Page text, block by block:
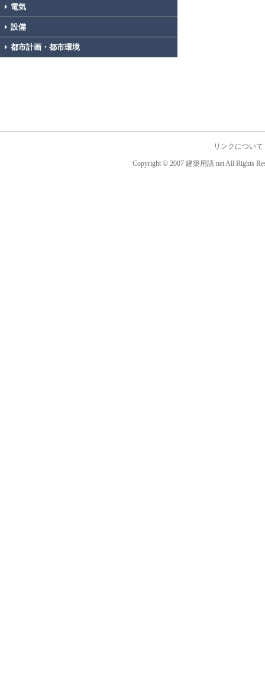
電気
設備
都市計画・都市環境
リンクについて
Copyright © 2007 建築用語.net All Rights